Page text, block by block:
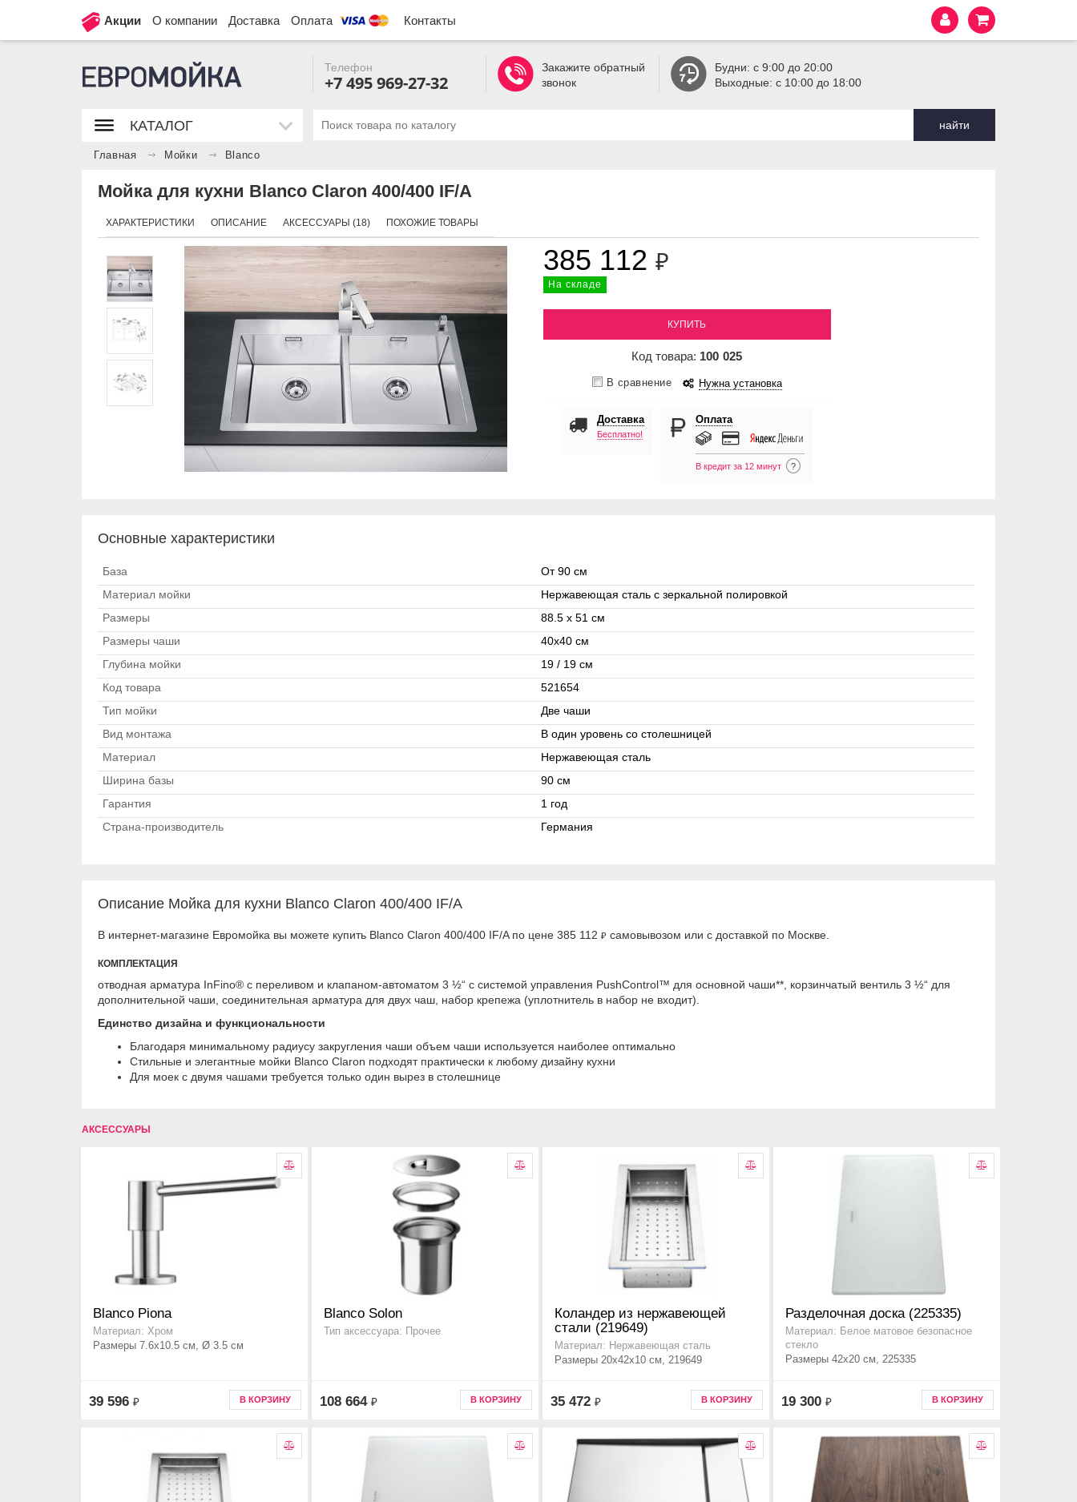
Акции О компании Доставка Оплата Контакты
Телефон
+7 495 969-27-32
Закажите обратный
звонок
Будни: с 9:00 до 20:00
Выходные: с 10:00 до 18:00
найти
КАТАЛОГ
Главная Мойки Blanco
Мойка для кухни Blanco Claron 400/400 IF/A
ХАРАКТЕРИСТИКИ ОПИСАНИЕ АКСЕССУАРЫ (18) ПОХОЖИЕ ТОВАРЫ
385 112 ₽
На складе
КУПИТЬ
Код товара: 100 025
В сравнение Нужна установка
Доставка
Бесплатно!
Оплата
В кредит за 12 минут ?
Основные характеристики
База
От 90 см
Материал мойки
Нержавеющая сталь с зеркальной полировкой
Размеры
88.5 x 51 см
Размеры чаши
40х40 см
Глубина мойки
19 / 19 см
Код товара
521654
Тип мойки
Две чаши
Вид монтажа
В один уровень со столешницей
Материал
Нержавеющая сталь
Ширина базы
90 см
Гарантия
1 год
Страна-производитель
Германия
Описание Мойка для кухни Blanco Claron 400/400 IF/A
В интернет-магазине Евромойка вы можете купить Blanco Claron 400/400 IF/A по цене 385 112 ₽ самовывозом или с доставкой по Москве.
КОМПЛЕКТАЦИЯ
отводная арматура InFino® с переливом и клапаном-автоматом 3 ½“ с системой управления PushControl™ для основной чаши**, корзинчатый вентиль 3 ½“ для
дополнительной чаши, соединительная арматура для двух чаш, набор крепежа (уплотнитель в набор не входит).
Единство дизайна и функциональности
Благодаря минимальному радиусу закругления чаши объем чаши используется наиболее оптимально
Стильные и элегантные мойки Blanco Claron подходят практически к любому дизайну кухни
Для моек с двумя чашами требуется только один вырез в столешнице
АКСЕССУАРЫ
Blanco Piona
Материал: Хром
Размеры 7.6x10.5 см, Ø 3.5 см
39 596 ₽ В КОРЗИНУ
Blanco Solon
Тип аксессуара: Прочее
108 664 ₽ В КОРЗИНУ
Коландер из нержавеющей
стали (219649)
Материал: Нержавеющая сталь
Размеры 20x42x10 см, 219649
35 472 ₽ В КОРЗИНУ
Разделочная доска (225335)
Материал: Белое матовое безопасное
стекло
Размеры 42x20 см, 225335
19 300 ₽ В КОРЗИНУ